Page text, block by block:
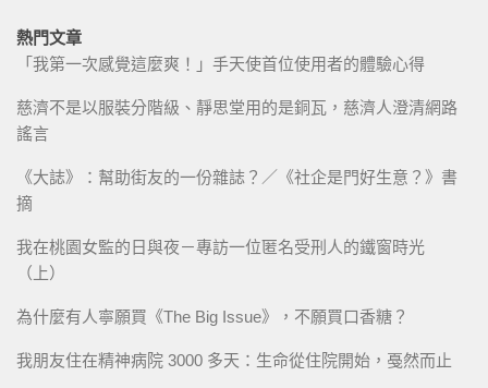
熱門文章
「我第一次感覺這麼爽！」手天使首位使用者的體驗心得
慈濟不是以服裝分階級、靜思堂用的是銅瓦，慈濟人澄清網路
謠言
《大誌》：幫助街友的一份雜誌？／《社企是門好生意？》書
摘
我在桃園女監的日與夜－專訪一位匿名受刑人的鐵窗時光
（上）
為什麼有人寧願買《The Big Issue》，不願買口香糖？
我朋友住在精神病院 3000 多天：生命從住院開始，戞然而止